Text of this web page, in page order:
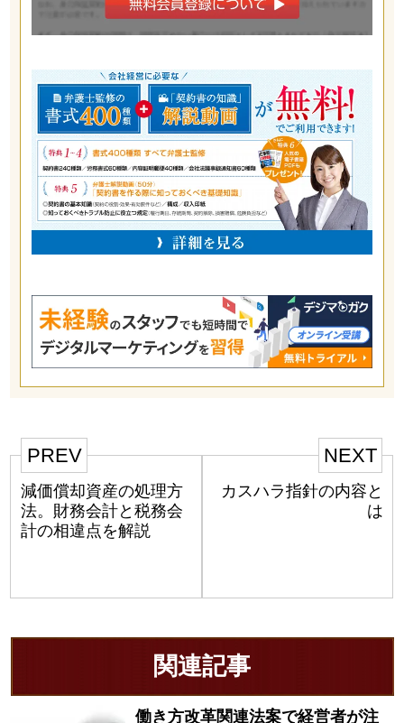
PREV
減価償却資産の処理方
法。財務会計と税務会
計の相違点を解説
NEXT
カスハラ指針の内容と
は
関連記事
働き方改革関連法案で経営者が注